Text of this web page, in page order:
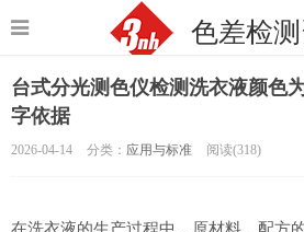
色差检
台式分光测色仪检测洗衣液颜色
字依据
2026-04-14 分类： 应用与标准 阅读(318)